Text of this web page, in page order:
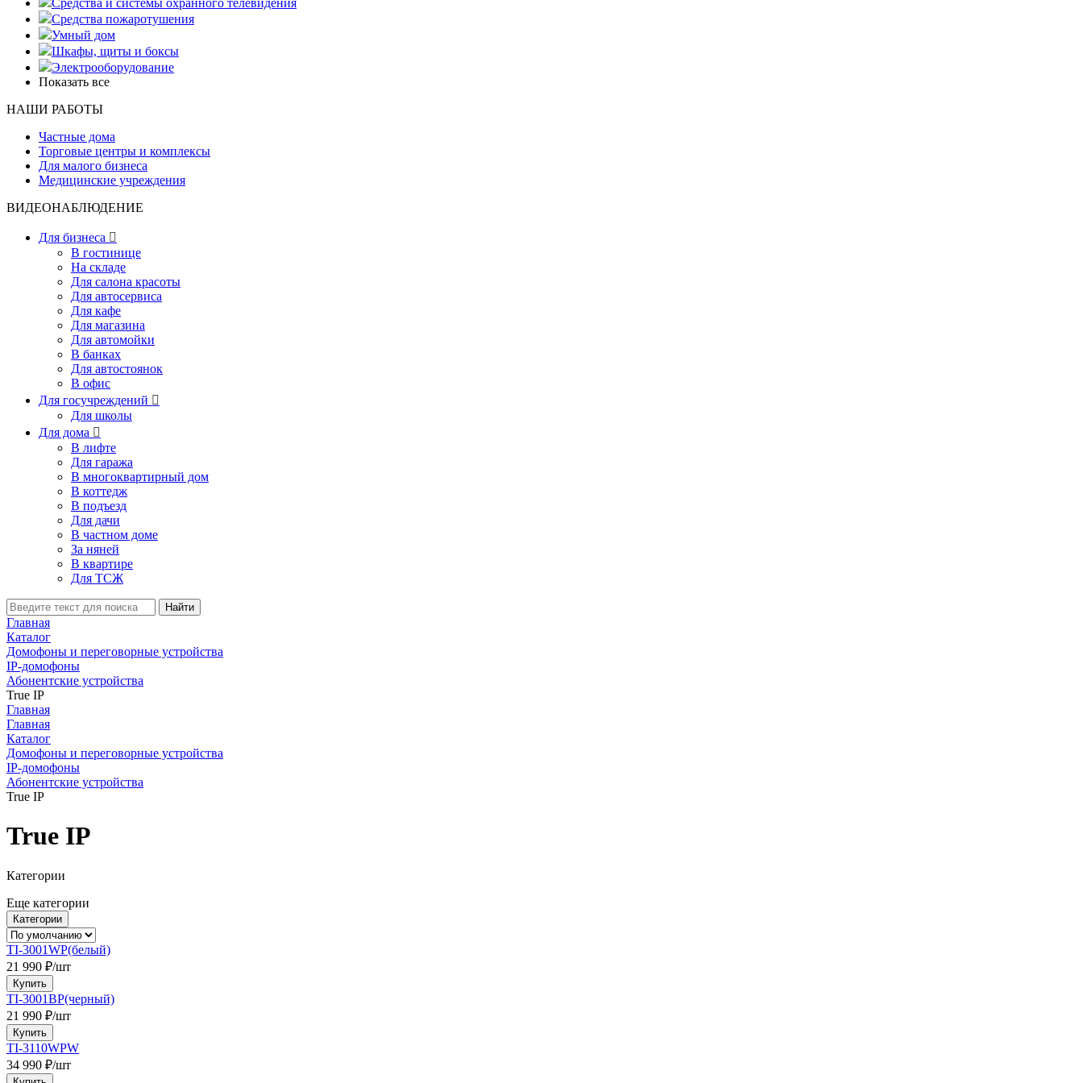
Средства и системы охранного телевидения
Средства пожаротушения
Умный дом
Шкафы, щиты и боксы
Электрооборудование
Показать все
НАШИ РАБОТЫ
Частные дома
Торговые центры и комплексы
Для малого бизнеса
Медицинские учреждения
ВИДЕОНАБЛЮДЕНИЕ
Для бизнеса 
В гостинице
На складе
Для салона красоты
Для автосервиса
Для кафе
Для магазина
Для автомойки
В банках
Для автостоянок
В офис
Для госучреждений 
Для школы
Для дома 
В лифте
Для гаража
В многоквартирный дом
В коттедж
В подъезд
Для дачи
В частном доме
За няней
В квартире
Для ТСЖ
Найти
Главная
Каталог
Домофоны и переговорные устройства
IP-домофоны
Абонентские устройства
True IP
Главная
Главная
Каталог
Домофоны и переговорные устройства
IP-домофоны
Абонентские устройства
True IP
True IP
Категории
Еще категории
Категории
TI-3001WP(белый)
21 990 ₽/шт
Купить
TI-3001BP(черный)
21 990 ₽/шт
Купить
TI-3110WPW
34 990 ₽/шт